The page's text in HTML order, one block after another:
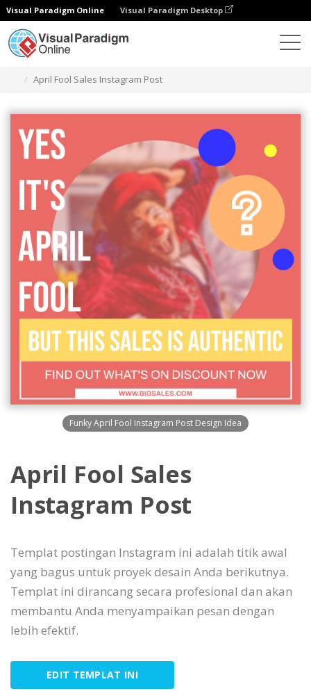
Visual Paradigm Online Visual Paradigm Desktop
April Fool Sales Instagram Post
Funky April Fool Instagram Post Design Idea
April Fool Sales
Instagram Post
Templat postingan Instagram ini adalah titik awal
yang bagus untuk proyek desain Anda berikutnya.
Templat ini dirancang secara profesional dan akan
membantu Anda menyampaikan pesan dengan
lebih efektif.
EDIT TEMPLAT INI